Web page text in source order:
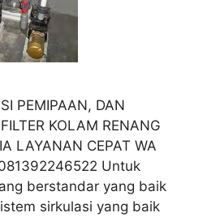
PEMIPAAN, DAN
KOLAM RENANG
LAYANAN CEPAT WA
Untuk
berstandar yang baik
sirkulasi yang baik